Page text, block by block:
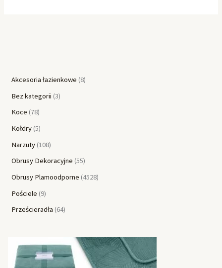
Akcesoria łazienkowe 8
Bez kategorii 3
Koce 78
Kołdry 5
Narzuty 108
Obrusy Dekoracyjne 55
Obrusy Plamoodporne 4528
Pościele 9
Prześcieradła 64